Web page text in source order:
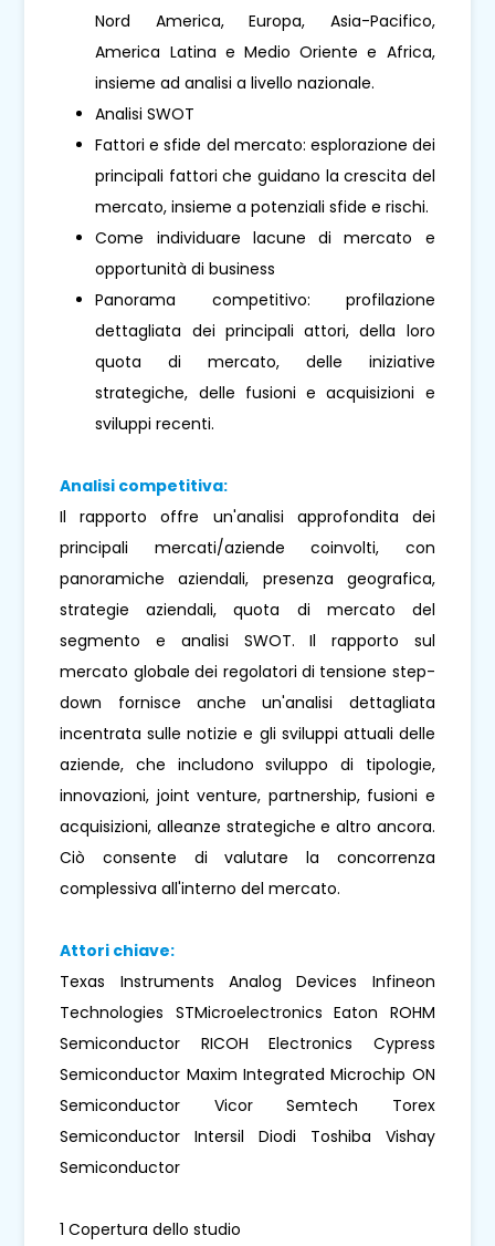
Nord America, Europa, Asia-Pacifico,
America Latina e Medio Oriente e Africa,
insieme ad analisi a livello nazionale.
Analisi SWOT
Fattori e sfide del mercato: esplorazione dei
principali fattori che guidano la crescita del
mercato, insieme a potenziali sfide e rischi.
Come individuare lacune di mercato e
opportunità di business
Panorama competitivo: profilazione
dettagliata dei principali attori, della loro
quota di mercato, delle iniziative
strategiche, delle fusioni e acquisizioni e
sviluppi recenti.
Analisi competitiva:
Il rapporto offre un'analisi approfondita dei
principali mercati/aziende coinvolti, con
panoramiche aziendali, presenza geografica,
strategie aziendali, quota di mercato del
segmento e analisi SWOT. Il rapporto sul
mercato globale dei regolatori di tensione step-
down fornisce anche un'analisi dettagliata
incentrata sulle notizie e gli sviluppi attuali delle
aziende, che includono sviluppo di tipologie,
innovazioni, joint venture, partnership, fusioni e
acquisizioni, alleanze strategiche e altro ancora.
Ciò consente di valutare la concorrenza
complessiva all'interno del mercato.
Attori chiave:
Texas Instruments Analog Devices Infineon
Technologies STMicroelectronics Eaton ROHM
Semiconductor RICOH Electronics Cypress
Semiconductor Maxim Integrated Microchip ON
Semiconductor Vicor Semtech Torex
Semiconductor Intersil Diodi Toshiba Vishay
Semiconductor
1 Copertura dello studio